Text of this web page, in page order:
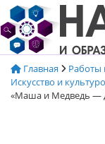
Перейти
к
содержимому
Главная Работы
Искусство и
«Маша и Медведь —